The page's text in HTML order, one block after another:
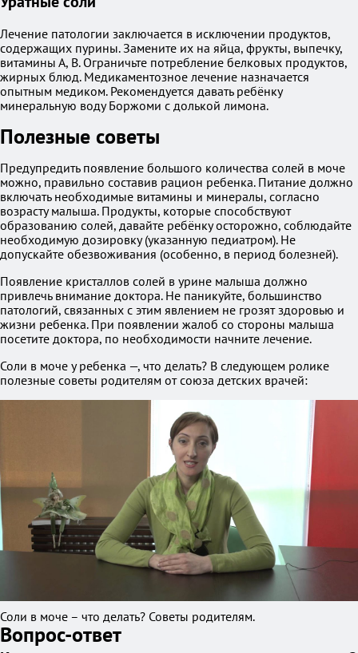
Лечение патологии заключается в исключении продуктов,
содержащих пурины. Замените их на яйца, фрукты, выпечку,
витамины А, В. Ограничьте потребление белковых продуктов,
жирных блюд. Медикаментозное лечение назначается
опытным медиком. Рекомендуется давать ребёнку
минеральную воду Боржоми с долькой лимона.
Полезные советы
Предупредить появление большого количества солей в моче
можно, правильно составив рацион ребенка. Питание должно
включать необходимые витамины и минералы, согласно
возрасту малыша. Продукты, которые способствуют
образованию солей, давайте ребёнку осторожно, соблюдайте
необходимую дозировку (указанную педиатром). Не
допускайте обезвоживания (особенно, в период болезней).
Появление кристаллов солей в урине малыша должно
привлечь внимание доктора. Не паникуйте, большинство
патологий, связанных с этим явлением не грозят здоровью и
жизни ребенка. При появлении жалоб со стороны малыша
посетите доктора, по необходимости начните лечение.
Соли в моче у ребенка —, что делать? В следующем ролике
полезные советы родителям от союза детских врачей:
Соли в моче – что делать? Советы родителям.
Вопрос-ответ